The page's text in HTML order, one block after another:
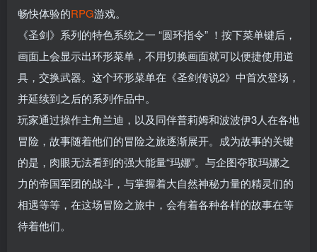
畅快体验的RPG游戏。
《圣剑》系列的特色系统之一 “圆环指令” ！按下菜单键后，
画面上会显示出环形菜单，不用切换画面就可以便捷使用道
具，交换武器。这个环形菜单在《圣剑传说2》中首次登场，
并延续到之后的系列作品中。
玩家通过操作主角兰迪，以及同伴普莉姆和波波伊3人在各地
冒险，故事随着他们的冒险之旅逐渐展开。成为故事的关键
的是，肉眼无法看到的强大能量“玛娜”。与企图夺取玛娜之
力的帝国军团的战斗，与掌握着大自然神秘力量的精灵们的
相遇等等，在这场冒险之旅中，会有着各种各样的故事在等
待着他们。